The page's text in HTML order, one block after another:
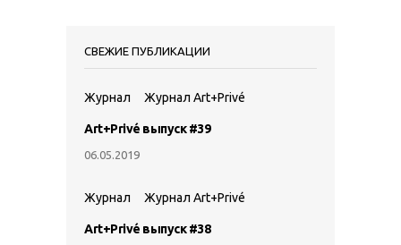
СВЕЖИЕ ПУБЛИКАЦИИ
Журнал Журнал Art+Privé
Art+Privé выпуск #39
06.05.2019
Журнал Журнал Art+Privé
Art+Privé выпуск #38